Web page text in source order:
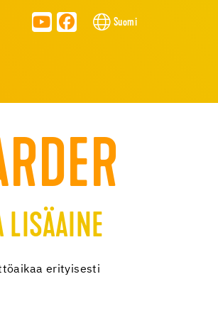
Suomi
LISÄAINE
erityisesti